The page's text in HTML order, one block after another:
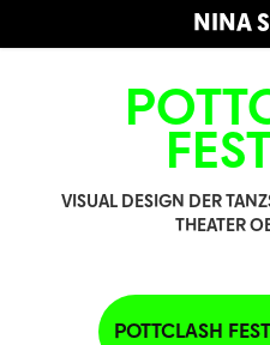
NINA
VISUAL DESIGN DER
THEATER
POTTCLASH